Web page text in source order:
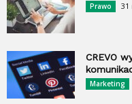
Prawo 31
CREVO
Marketing